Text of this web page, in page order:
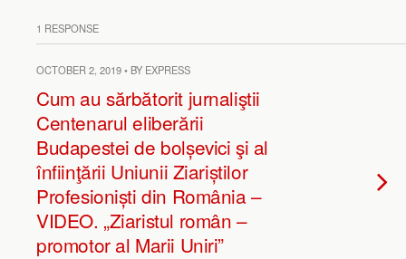
1 RESPONSE
OCTOBER 2, 2019 • BY EXPRESS
Cum au sărbătorit jurnaliştii
Centenarul eliberării
Budapestei de bolșevici şi al
înfiinţării Uniunii Ziariștilor
Profesioniști din România –
VIDEO. „Ziaristul român –
promotor al Marii Uniri”